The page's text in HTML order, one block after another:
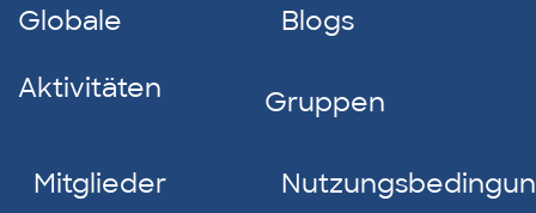
Globale
Aktivitäten
Blogs
Gruppen
Mitglieder